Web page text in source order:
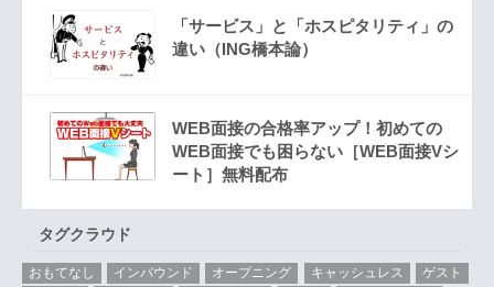
「サービス」と「ホスピタリティ」の
違い（ING橋本論）
WEB面接の合格率アップ！初めての
WEB面接でも困らない［WEB面接Vシ
ート］無料配布
タグクラウド
おもてなし インバウンド オープニング キャッシュレス ゲスト